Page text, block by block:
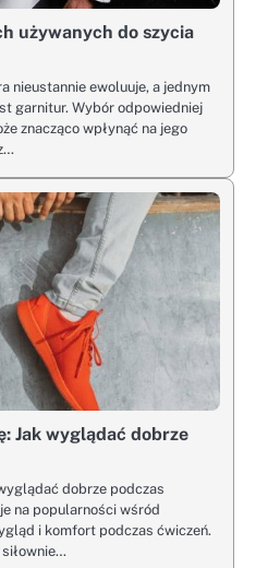
używanych do szycia
nieustannie ewoluuje, a jednym
garnitur. Wybór odpowiedniej
znacząco wpłynąć na jego
Jak wyglądać dobrze
dobrze podczas
na popularności wśród
i komfort podczas ćwiczeń.